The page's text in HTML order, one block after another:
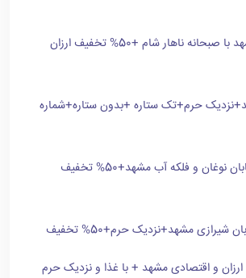
ناهار شام +50% تخفیف ارزان
حرم+تک ستاره +بدون ستاره+شماره
و فلکه آب مشهد+50% تخفیف
مشهد+نزدیک حرم+50% تخفیف
ارزان و اقتصادی مشهد + با غذا و نزدیک حرم